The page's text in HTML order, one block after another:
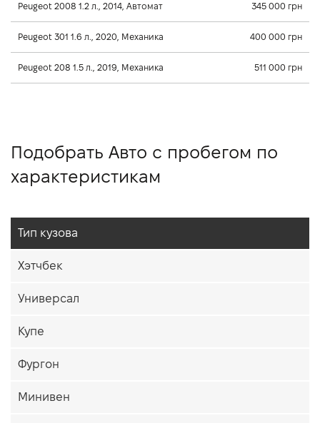
Peugeot 2008 1.2 л., 2014, Автомат 345 000 грн
Peugeot 301 1.6 л., 2020, Механика 400 000 грн
Peugeot 208 1.5 л., 2019, Механика 511 000 грн
Подобрать Авто с пробегом по
характеристикам
Тип кузова
Хэтчбек
Универсал
Купе
Фургон
Минивен